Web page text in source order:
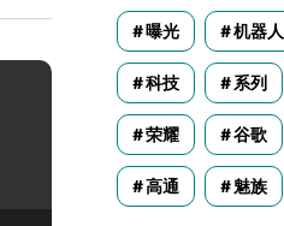
曝光 机器人
科技 系列
荣耀 谷歌
高通 魅族